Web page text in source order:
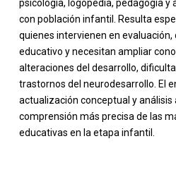
psicología, logopedia, pedagogía y
con población infantil. Resulta
quienes intervienen en evaluación,
educativo y necesitan ampliar
alteraciones del desarrollo,
trastornos del neurodesarrollo. El
actualización conceptual y
comprensión más precisa de las
educativas en la etapa infantil.
-